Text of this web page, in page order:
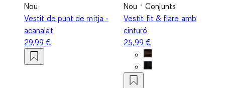
Nou
Vestit de punt de mitja -
acanalat
29,99 €
Nou
Conjunts
Vestit fit & flare amb
cinturó
25,99 €